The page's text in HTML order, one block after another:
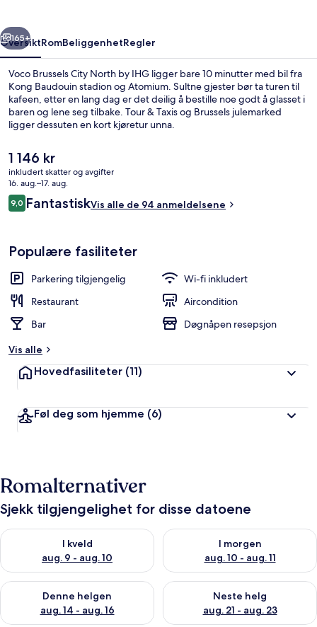
Neste
165+
OversiktRomBeliggenhetRegler
Voco Brussels City North by IHG ligger bare 10 minutter med bil fra
Kong Baudouin stadion og Atomium. Sultne gjester bør ta turen til
kafeen, etter en lang dag er det deilig å bestille noe godt å glasset i
baren og lene seg tilbake. Tour & Taxis og Brussels julemarked
ligger dessuten en kort kjøretur unna.
Den
nåværende
prisen
er
1 146 kr
1 146 kr
inkludert skatter og avgifter
16. aug.–17. aug.
Anmeldelser
9,09,0 av 10 –
FantastiskVis alle de 94 anmeldelsene
Populære fasiliteter
Parkering tilgjengelig
Wi-fi inkludert
Restaurant
Aircondition
Bar
Døgnåpen resepsjon
Vis alle
Hovedfasiliteter (11)
Føl deg som hjemme (6)
Romalternativer
Sjekk tilgjengelighet for disse datoene
I kveld
aug. 9 - aug. 10
Sjekk tilgjengelighet for i kveld, aug. 9 - aug. 10
I morgen
aug. 10 - aug. 11
Sjekk tilgjengelighet for i
Denne helgen
aug. 14 - aug. 16
Sjekk tilgjengelighet for denne helgen, aug. 14 - aug. 16
Neste helg
aug. 21 - aug. 23
Sjekk tilgjengelighet for